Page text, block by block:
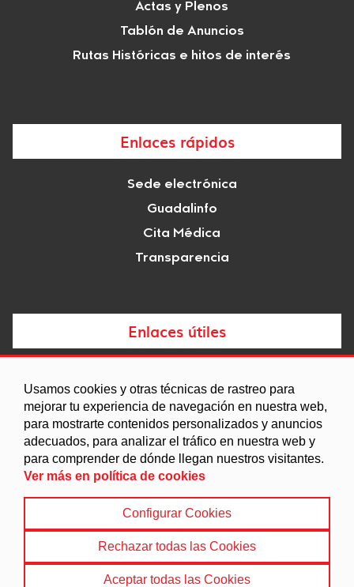
Usamos cookies y otras técnicas de rastreo para
mejorar tu experiencia de navegación en nuestra web,
para mostrarte contenidos personalizados y anuncios
adecuados, para analizar el tráfico en nuestra web y
para comprender de dónde llegan nuestros visitantes.
Ver más en política de cookies
Configurar Cookies
Rechazar todas las Cookies
Aceptar todas las Cookies
Actas y Plenos
Tablón de Anuncios
Rutas Históricas e hitos de interés
Enlaces rápidos
Sede electrónica
Guadalinfo
Cita Médica
Transparencia
Enlaces útiles
Agenda
Ordenanzas
Entidades y asociaciones
© 2022 Ayuntamiento de Freila
Política de Cookies